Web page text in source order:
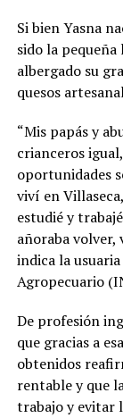
Si bien Yasna
sido la pequeña
albergado su
quesos
“Mis papás y
crianceros
oportunidades
viví en
estudié y
añoraba volver,
indica la
Agropecuario
De profesión
que gracias a
obtenidos
rentable y que
trabajo y evitar